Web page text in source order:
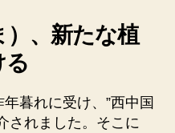
、新たな植
る
暮れに受け、”西中国
されました。そこに